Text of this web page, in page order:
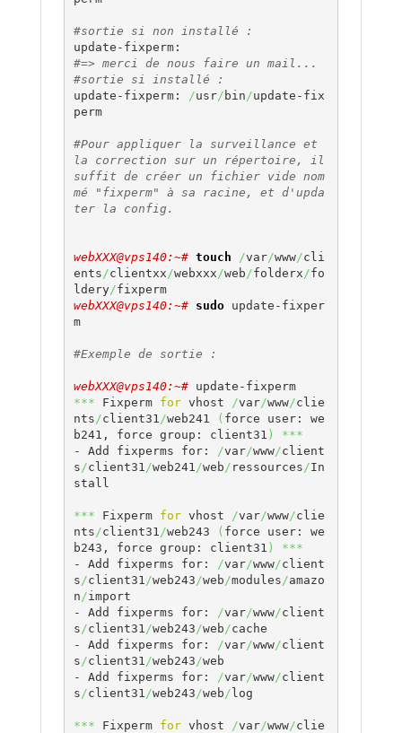
#sortie si non installé :
#=> merci de nous faire un mail...
#sortie si installé :
update-fixperm:
/usr/ bin /update-fix
perm
#Pour appliquer la surveillance et
la correction sur un répertoire, il
suffit de créer un fichier vide nom
mé "fixperm" à sa racine, et d'upda
ter la config.
webXXX@vps140:~# touch /var/www/cli
ents /clientxx /webxxx /web /folderx /fo
ldery/
fixperm
webXXX@vps140:~# sudo update-fixper
m
#Exemple de sortie :
webXXX@vps140:~#
update-fixperm
*** Fixperm for vhost /var/www/clie
nts /client31 /web241 ( force user: we
b241, force group: client31 )
***
- Add fixperms for:
/var/www/client
s /client31 /web241 /web / ressources /In
stall
*** Fixperm for vhost /var/www/clie
nts /client31 /web243 ( force user: we
b243, force group: client31 )
***
- Add fixperms for:
/var/www/client
s /client31 /web243 /web /modules /amazo
n /import
- Add fixperms for:
/var/www/client
s /client31 /web243 /web /cache
- Add fixperms for:
/var/www/client
s /client31 /web243 /web
- Add fixperms for:
/var/www/client
s /client31 /web243 /web /log
*** Fixperm for vhost /var/www/clie